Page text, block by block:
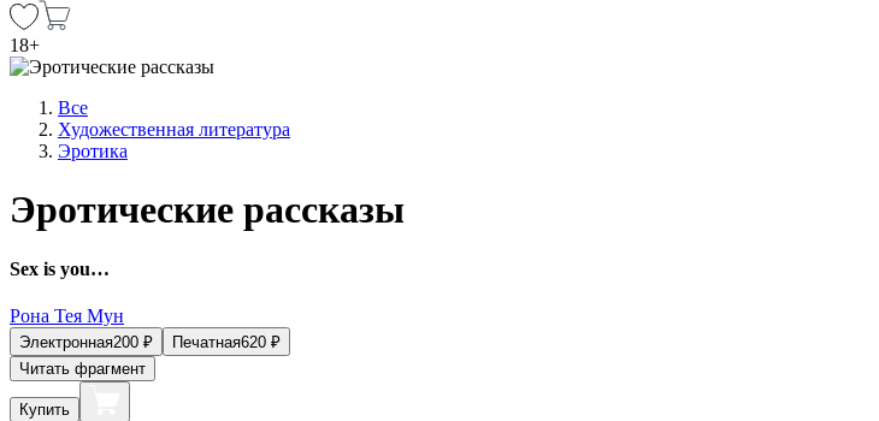
18+
Все
Художественная литература
Эротика
Эротические рассказы
Sex is you…
Рона Тея Мун
Электронная200 ₽ Печатная620 ₽
Читать фрагмент
Купить